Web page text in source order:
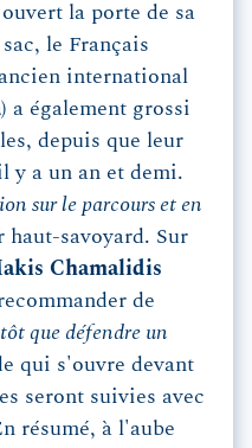
la porte de sa
le Français
international
) a également grossi
depuis que leur
y a un an et demi.
sur le parcours et en
savoyard. Sur
Chamalidis
de
que défendre un
qui s'ouvre devant
seront suivies avec
résumé, à l'aube